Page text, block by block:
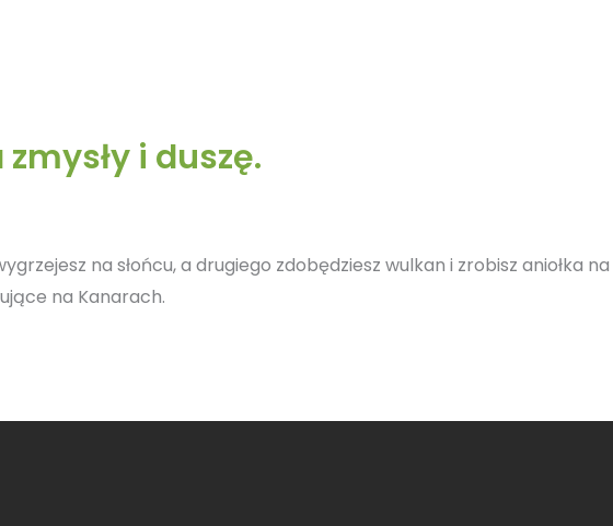
i duszę.
na słońcu, a drugiego zdobędziesz wulkan i zrobisz aniołka
na Kanarach.